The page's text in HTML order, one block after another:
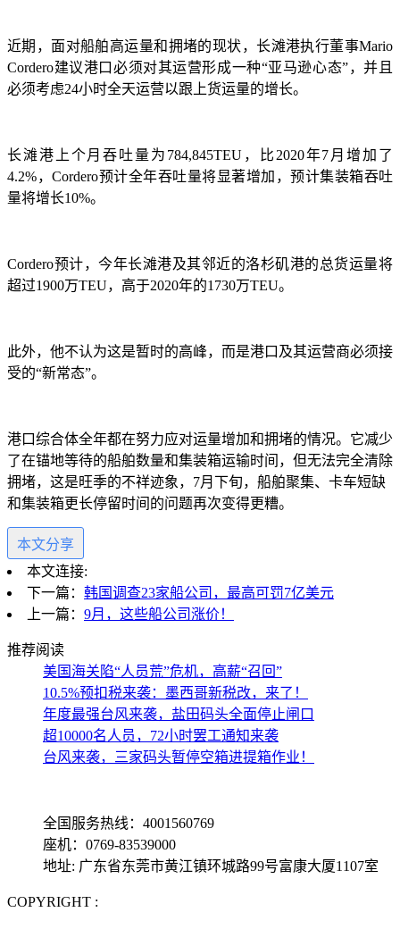
近期，面对船舶高运量和拥堵的现状，长滩港执行董事Mario
Cordero建议港口必须对其运营形成一种“亚马逊心态”，并且
必须考虑24小时全天运营以跟上货运量的增长。
长滩港上个月吞吐量为 784,845TEU，比2020年7月增加了
4.2%，Cordero预计全年吞吐量将显著增加，预计集装箱吞吐
量将增长10%。
Cordero预计，今年长滩港及其邻近的洛杉矶港的总货运量将
超过1900万TEU，高于2020年的1730万TEU。
此外，他不认为这是暂时的高峰，而是港口及其运营商必须接
受的“新常态”。
港口综合体全年都在努力应对运量增加和拥堵的情况。它减少
了在锚地等待的船舶数量和集装箱运输时间，但无法完全清除
拥堵，这是旺季的不祥迹象， 7月下旬，船舶聚集、卡车短缺
和集装箱更长停留时间的问题再次变得更糟。
本文分享
本文连接:
下一篇： 韩国调查23家船公司，最高可罚7亿美元
上一篇： 9月，这些船公司涨价！
推荐阅读
美国海关陷“人员荒”危机，高薪“召回”
10.5%预扣税来袭：墨西哥新税改，来了！
年度最强台风来袭，盐田码头全面停止闸口
超10000名人员，72小时罢工通知来袭
台风来袭，三家码头暂停空箱进提箱作业！
全国服务热线：4001560769
座机：0769-83539000
地址: 广东省东莞市黄江镇环城路99号富康大厦1107室
COPYRIGHT :